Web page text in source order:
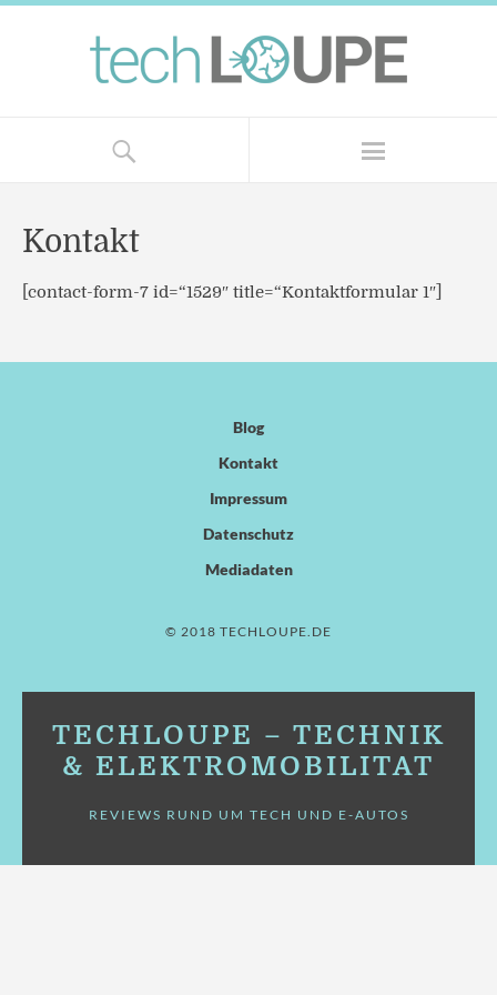
Kontakt
[contact-form-7 id=“1529″ title=“Kontaktformular 1″]
Blog
Kontakt
Impressum
Datenschutz
Mediadaten
© 2018 TECHLOUPE.DE
TECHLOUPE – TECHNIK
& ELEKTROMOBILITÄT
REVIEWS RUND UM TECH UND E-AUTOS